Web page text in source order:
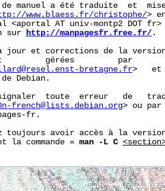
manuel a été traduite  et
www.blaess.fr/christophe/>
<aportal AT univ-montp2 DOT
sur
http://manpagesfr.free.fr/ .
jour et corrections de la
gérées         par
bretagne.fr>   et
Debian.
toute  erreur   de
french@lists.debian.org> ou par
fr.
toujours avoir accès à la
la commande «
man -L C